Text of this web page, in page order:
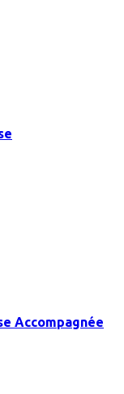
Accompagnée